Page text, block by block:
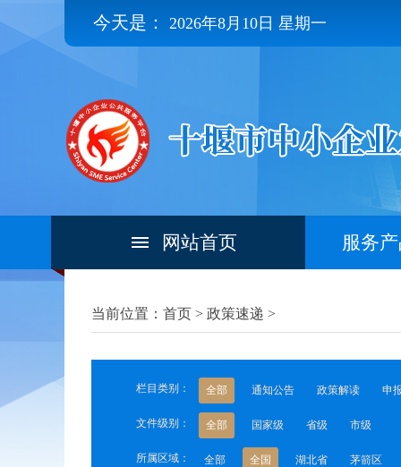
今天是： 2026年8月10日 星期一
网站首页 服务
当前位置：首页 > 政策速递 >
栏目类别： 全部 通知公告 政策解读 申
文件级别： 全部 国家级 省级 市级
所属区域： 全部 全国 湖北省 茅箭区